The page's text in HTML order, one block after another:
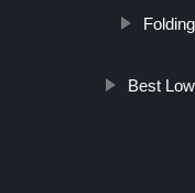
Best